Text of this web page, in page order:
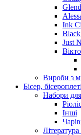
Ink
Just
Вироби з
Бісер,
Набори для
Інші